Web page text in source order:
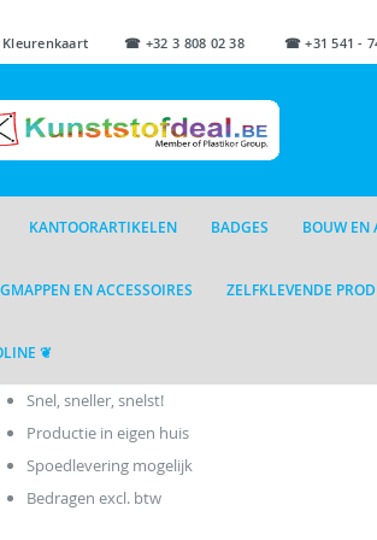
Kleurenkaart ☎ +32 3 808 02 38 ☎ +31 541 -
KANTOORARTIKELEN BADGES BOUW EN
EN ACCESSOIRES ZELFKLEVENDE
❦
Snel, sneller, snelst!
Productie in eigen huis
Spoedlevering mogelijk
Bedragen excl. btw